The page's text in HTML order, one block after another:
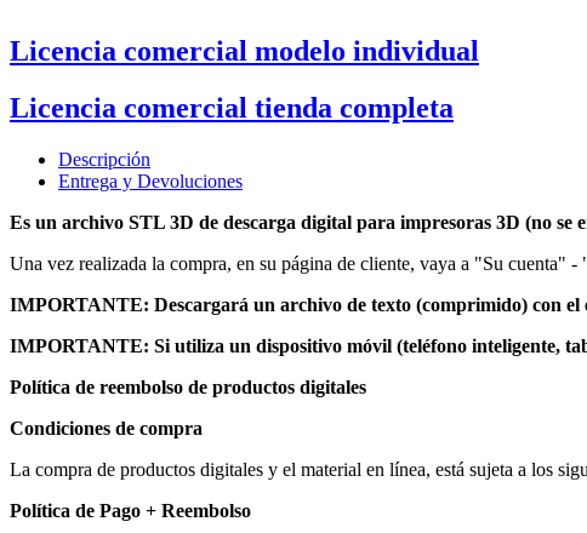
Licencia comercial modelo individual
Licencia comercial tienda completa
Descripción
Entrega y Devoluciones
Es un archivo STL 3D de descarga digital para impresoras 3D (no se
Una vez realizada la compra, en su página de cliente, vaya a "Su
IMPORTANTE: Descargará un archivo de texto (comprimido) con el
IMPORTANTE: Si utiliza un dispositivo móvil (teléfono inteligente,
Política de reembolso de productos digitales
Condiciones de compra
La compra de productos digitales y el material en línea, está sujeta a los
Política de Pago + Reembolso